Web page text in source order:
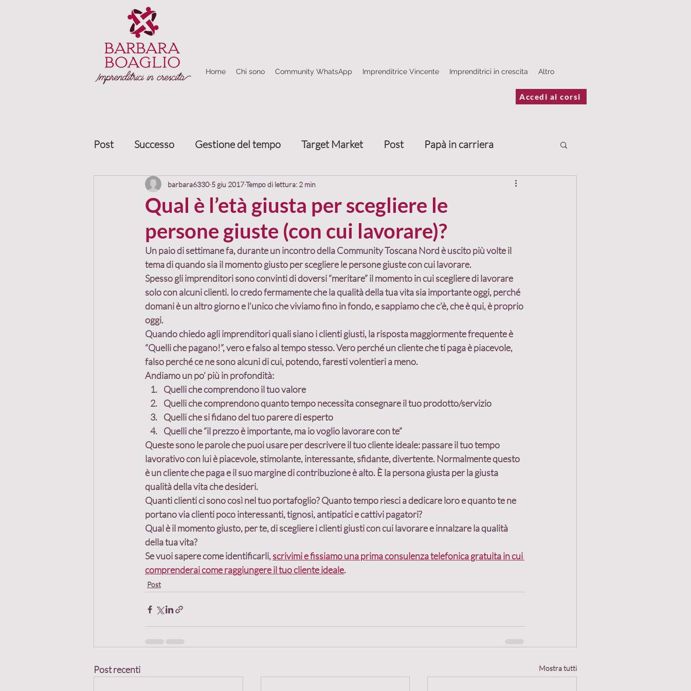
Home Chi sono Community WhatsApp Imprenditrice Vincente Imprenditrici in crescita Altro
Accedi ai corsi
Post Successo Gestione del tempo Target Market Post Papà in carriera
Marketing relazionale Come fare rete
Gestione clienti Alleanze Trasmettere valore Attrarre clienti
Recensioni Mastermind Crescita programmazione clienti Vendita
Passaparola Cliente Costruzione relazioni Cliente ideale Costruzione alleanze
Marketing referenziale Condivisione valori Stili comportamentali Alleanza
Progetto comune
Qual è l’età giusta per scegliere le
persone giuste (con cui lavorare)?
barbara6330 5 giu 2017Tempo di lettura: 2 min
Un paio di settimane fa, durante un incontro della Community Toscana Nord è uscito più volte il
tema di quando sia il momento giusto per scegliere le persone giuste con cui lavorare.
Spesso gli imprenditori sono convinti di doversi “meritare” il momento in cui scegliere di lavorare
solo con alcuni clienti. Io credo fermamente che la qualità della tua vita sia importante oggi, perché
domani è un altro giorno e l’unico che viviamo fino in fondo, e sappiamo che c’è, che è qui, è proprio
oggi.
Quando chiedo agli imprenditori quali siano i clienti giusti, la risposta maggiormente frequente è
“Quelli che pagano!”, vero e falso al tempo stesso. Vero perché un cliente che ti paga è piacevole,
falso perché ce ne sono alcuni di cui, potendo, faresti volentieri a meno.
Andiamo un po’ più in profondità:
Quelli che comprendono il tuo valore
Quelli che comprendono quanto tempo necessita consegnare il tuo prodotto/servizio
Quelli che si fidano del tuo parere di esperto
Quelli che “il prezzo è importante, ma io voglio lavorare con te”
Queste sono le parole che puoi usare per descrivere il tuo cliente ideale: passare il tuo tempo
lavorativo con lui è piacevole, stimolante, interessante, sfidante, divertente. Normalmente questo
è un cliente che paga e il suo margine di contribuzione è alto. È la persona giusta per la giusta
qualità della vita che desideri.
Quanti clienti ci sono così nel tuo portafoglio? Quanto tempo riesci a dedicare loro e quanto te ne
portano via clienti poco interessanti, tignosi, antipatici e cattivi pagatori?
Qual è il momento giusto, per te, di scegliere i clienti giusti con cui lavorare e innalzare la qualità
della tua vita?
Se vuoi sapere come identificarli, scrivimi e fissiamo una prima consulenza telefonica gratuita in cui
comprenderai come raggiungere il tuo cliente ideale.
Post
Post recenti Mostra tutti